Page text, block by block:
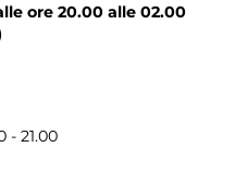
ore 20.00 alle 02.00
21.00